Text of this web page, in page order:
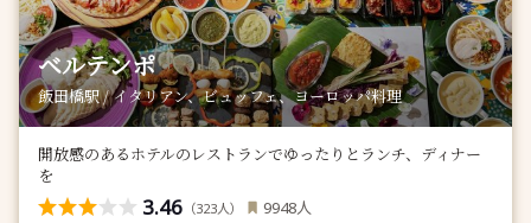
ベルテンポ
飯田橋駅 / イタリアン、ビュッフェ、ヨーロッパ料理
開放感のあるホテルのレストランでゆったりとランチ、ディナー
を
3.46 （323人） 9948人